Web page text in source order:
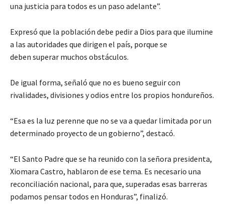
una justicia para todos es un paso adelante”.
Expresó que la población debe pedir a Dios para que ilumine
a las autoridades que dirigen el país, porque se
deben superar muchos obstáculos.
De igual forma, señaló que no es bueno seguir con
rivalidades, divisiones y odios entre los propios hondureños.
“Esa es la luz perenne que no se va a quedar limitada por un
determinado proyecto de un gobierno”, destacó.
“El Santo Padre que se ha reunido con la señora presidenta,
Xiomara Castro, hablaron de ese tema. Es necesario una
reconciliación nacional, para que, superadas esas barreras
podamos pensar todos en Honduras”, finalizó.